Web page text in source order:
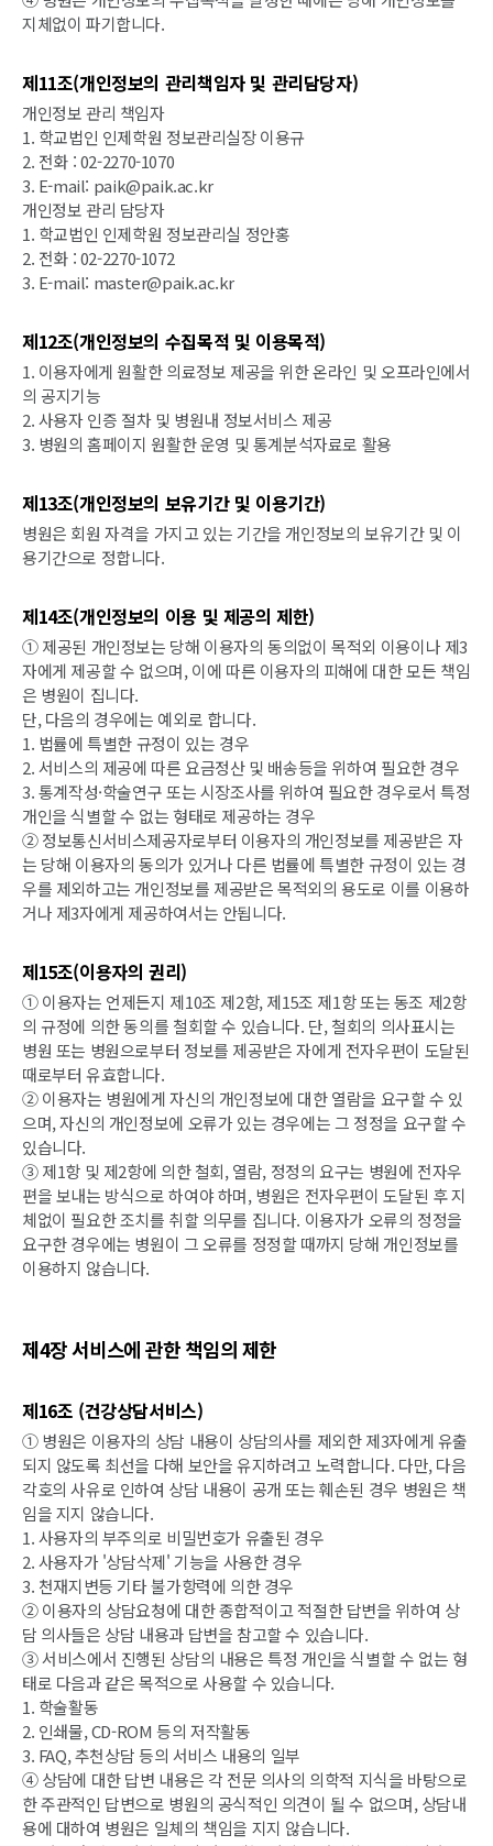
지체없이 파기합니다.
제11조(개인정보의 관리책임자 및 관리담당자)
개인정보 관리 책임자
1. 학교법인 인제학원 정보관리실장 이용규
2. 전화 : 02-2270-1070
3. E-mail: paik@paik.ac.kr
개인정보 관리 담당자
1. 학교법인 인제학원 정보관리실 정안홍
2. 전화 : 02-2270-1072
3. E-mail: master@paik.ac.kr
제12조(개인정보의 수집목적 및 이용목적)
1. 이용자에게 원활한 의료정보 제공을 위한 온라인 및 오프라인에서
의 공지기능
2. 사용자 인증 절차 및 병원내 정보서비스 제공
3. 병원의 홈페이지 원활한 운영 및 통계분석자료로 활용
제13조(개인정보의 보유기간 및 이용기간)
병원은 회원 자격을 가지고 있는 기간을 개인정보의 보유기간 및 이
용기간으로 정합니다.
제14조(개인정보의 이용 및 제공의 제한)
① 제공된 개인정보는 당해 이용자의 동의없이 목적외 이용이나 제3
자에게 제공할 수 없으며, 이에 따른 이용자의 피해에 대한 모든 책임
은 병원이 집니다.
단, 다음의 경우에는 예외로 합니다.
1. 법률에 특별한 규정이 있는 경우
2. 서비스의 제공에 따른 요금정산 및 배송등을 위하여 필요한 경우
3. 통계작성·학술연구 또는 시장조사를 위하여 필요한 경우로서 특정
개인을 식별할 수 없는 형태로 제공하는 경우
② 정보통신서비스제공자로부터 이용자의 개인정보를 제공받은 자
는 당해 이용자의 동의가 있거나 다른 법률에 특별한 규정이 있는 경
우를 제외하고는 개인정보를 제공받은 목적외의 용도로 이를 이용하
거나 제3자에게 제공하여서는 안됩니다.
제15조(이용자의 권리)
① 이용자는 언제든지 제10조 제2항, 제15조 제1항 또는 동조 제2항
의 규정에 의한 동의를 철회할 수 있습니다. 단, 철회의 의사표시는
병원 또는 병원으로부터 정보를 제공받은 자에게 전자우편이 도달된
때로부터 유효합니다.
② 이용자는 병원에게 자신의 개인정보에 대한 열람을 요구할 수 있
으며, 자신의 개인정보에 오류가 있는 경우에는 그 정정을 요구할 수
있습니다.
③ 제1항 및 제2항에 의한 철회, 열람, 정정의 요구는 병원에 전자우
편을 보내는 방식으로 하여야 하며, 병원은 전자우편이 도달된 후 지
체없이 필요한 조치를 취할 의무를 집니다. 이용자가 오류의 정정을
요구한 경우에는 병원이 그 오류를 정정할 때까지 당해 개인정보를
이용하지 않습니다.
제4장 서비스에 관한 책임의 제한
제16조 (건강상담서비스)
① 병원은 이용자의 상담 내용이 상담의사를 제외한 제3자에게 유출
되지 않도록 최선을 다해 보안을 유지하려고 노력합니다. 다만, 다음
각호의 사유로 인하여 상담 내용이 공개 또는 훼손된 경우 병원은 책
임을 지지 않습니다.
1. 사용자의 부주의로 비밀번호가 유출된 경우
2. 사용자가 '상담삭제' 기능을 사용한 경우
3. 천재지변등 기타 불가항력에 의한 경우
② 이용자의 상담요청에 대한 종합적이고 적절한 답변을 위하여 상
담 의사들은 상담 내용과 답변을 참고할 수 있습니다.
③ 서비스에서 진행된 상담의 내용은 특정 개인을 식별할 수 없는 형
태로 다음과 같은 목적으로 사용할 수 있습니다.
1. 학술활동
2. 인쇄물, CD-ROM 등의 저작활동
3. FAQ, 추천상담 등의 서비스 내용의 일부
④ 상담에 대한 답변 내용은 각 전문 의사의 의학적 지식을 바탕으로
한 주관적인 답변으로 병원의 공식적인 의견이 될 수 없으며, 상담내
용에 대하여 병원은 일체의 책임을 지지 않습니다.